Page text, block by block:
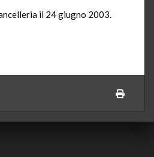
il 24 giugno 2003.